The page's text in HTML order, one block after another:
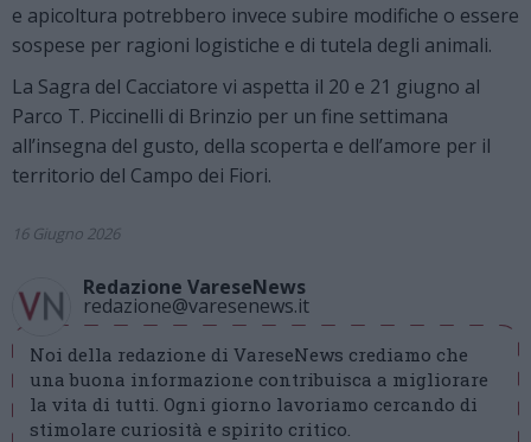
e apicoltura potrebbero invece subire modifiche o essere
sospese per ragioni logistiche e di tutela degli animali.
La Sagra del Cacciatore vi aspetta il 20 e 21 giugno al
Parco T. Piccinelli di Brinzio per un fine settimana
all’insegna del gusto, della scoperta e dell’amore per il
territorio del Campo dei Fiori.
16 Giugno 2026
Redazione VareseNews
redazione@varesenews.it
Noi della redazione di VareseNews crediamo che
una buona informazione contribuisca a migliorare
la vita di tutti. Ogni giorno lavoriamo cercando di
stimolare curiosità e spirito critico.